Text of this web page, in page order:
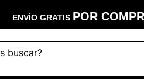
ENVÍO GRATIS POR